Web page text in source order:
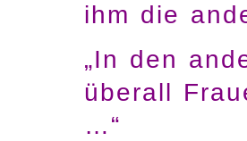
ihm die
„In den
überall
…“